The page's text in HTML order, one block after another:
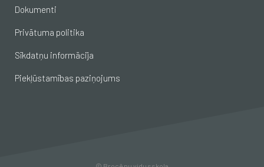
Dokumenti
Privātuma politika
Sīkdatņu informācija
Piekļūstamības paziņojums